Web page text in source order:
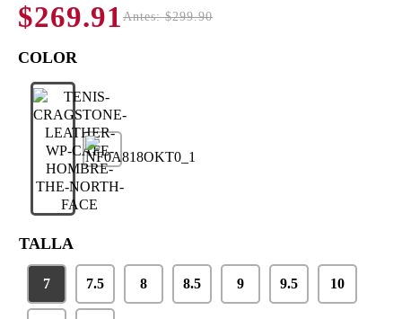
$269.91 Antes: $299.90
TALLA
7 7.5 8 8.5 9 9.5 10